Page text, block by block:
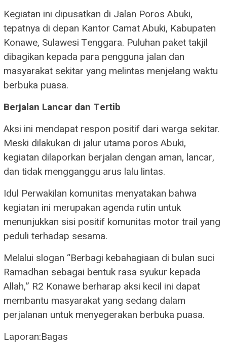
Kegiatan ini dipusatkan di Jalan Poros Abuki,
tepatnya di depan Kantor Camat Abuki, Kabupaten
Konawe, Sulawesi Tenggara. Puluhan paket takjil
dibagikan kepada para pengguna jalan dan
masyarakat sekitar yang melintas menjelang waktu
berbuka puasa.
Berjalan Lancar dan Tertib
Aksi ini mendapat respon positif dari warga sekitar.
Meski dilakukan di jalur utama poros Abuki,
kegiatan dilaporkan berjalan dengan aman, lancar,
dan tidak mengganggu arus lalu lintas.
Idul Perwakilan komunitas menyatakan bahwa
kegiatan ini merupakan agenda rutin untuk
menunjukkan sisi positif komunitas motor trail yang
peduli terhadap sesama.
Melalui slogan “Berbagi kebahagiaan di bulan suci
Ramadhan sebagai bentuk rasa syukur kepada
Allah,” R2 Konawe berharap aksi kecil ini dapat
membantu masyarakat yang sedang dalam
perjalanan untuk menyegerakan berbuka puasa.
Laporan:Bagas